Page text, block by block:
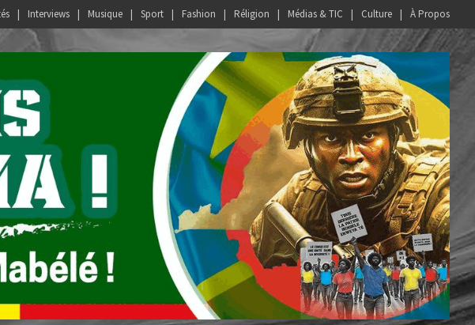
Interviews Musique Sport Fashion Réligion Médias & TIC Culture À Propos